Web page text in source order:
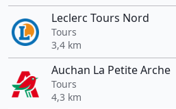
Leclerc Tours Nord
Tours
3,4 km
Auchan La Petite Arche
Tours
4,3 km